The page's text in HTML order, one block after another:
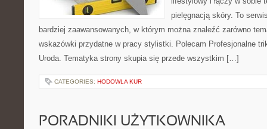
pielęgnacją skóry. To
bardziej zaawansowanych, w którym można znaleźć zarówno
wskazówki przydatne w pracy stylistki. Polecam Profesjonalne
Uroda. Tematyka strony skupia się przede wszystkim […]
CATEGORIES: HODOWLA KUR
PORADNIKI UŻYTKOWNIKA